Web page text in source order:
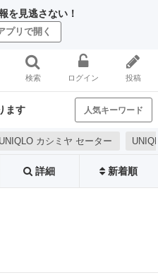
を見逃さない！
プリで開く
検索 ログイン 投稿
ます 人気キーワード
UNIQLO カシミヤ セーター
詳細 新着順